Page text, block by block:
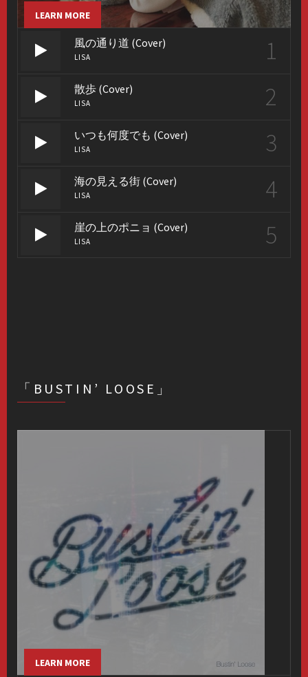
LEARN MORE
風の通り道 (Cover)
LISA 1
散歩 (Cover)
LISA 2
いつも何度でも (Cover)
LISA 3
海の見える街 (Cover)
LISA 4
崖の上のポニョ (Cover)
LISA 5
「BUSTIN’ LOOSE」
LEARN MORE